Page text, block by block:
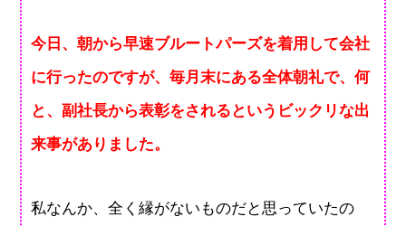
今日、朝から早速ブルートパーズを着用して会社
に行ったのですが、毎月末にある全体朝礼で、何
と、副社長から表彰をされるというビックリな出
来事がありました。
私なんか、全く縁がないものだと思っていたの